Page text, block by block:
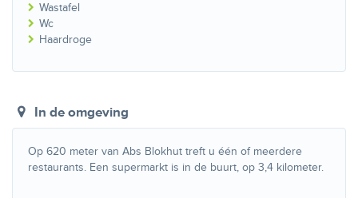
Wastafel
Wc
Haardroge
In de omgeving
Op 620 meter van Abs Blokhut treft u één of meerdere
restaurants. Een supermarkt is in de buurt, op 3,4 kilometer.